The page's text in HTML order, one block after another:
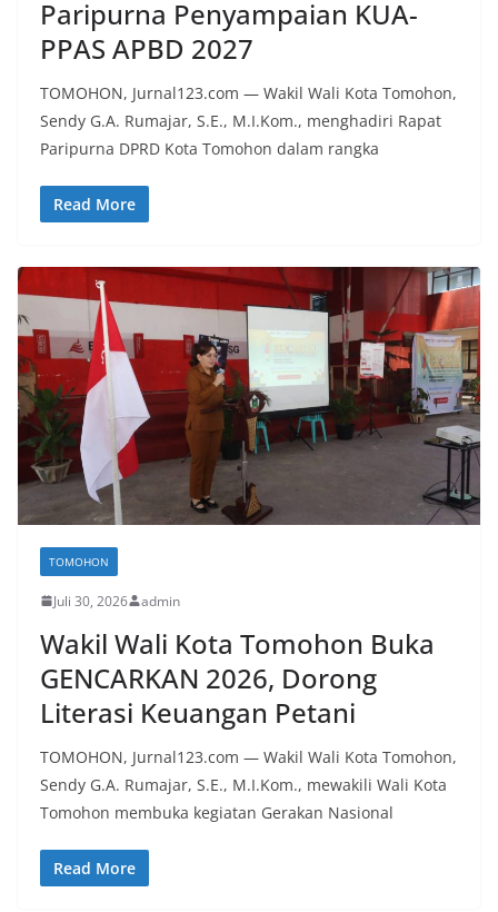
Paripurna Penyampaian KUA-
PPAS APBD 2027
TOMOHON, Jurnal123.com — Wakil Wali Kota Tomohon,
Sendy G.A. Rumajar, S.E., M.I.Kom., menghadiri Rapat
Paripurna DPRD Kota Tomohon dalam rangka
Read More
TOMOHON
Juli 30, 2026 admin
Wakil Wali Kota Tomohon Buka
GENCARKAN 2026, Dorong
Literasi Keuangan Petani
TOMOHON, Jurnal123.com — Wakil Wali Kota Tomohon,
Sendy G.A. Rumajar, S.E., M.I.Kom., mewakili Wali Kota
Tomohon membuka kegiatan Gerakan Nasional
Read More